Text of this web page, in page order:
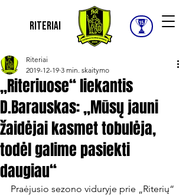
Riteriai
„Riteriuose“ liekantis
D.Barauskas: „Mūsų jauni
žaidėjai kasmet tobulėja,
todėl galime pasiekti
daugiau“
Riteriai
2019-12-19 3 min. skaitymo
Praėjusio sezono viduryje prie „Riterių“